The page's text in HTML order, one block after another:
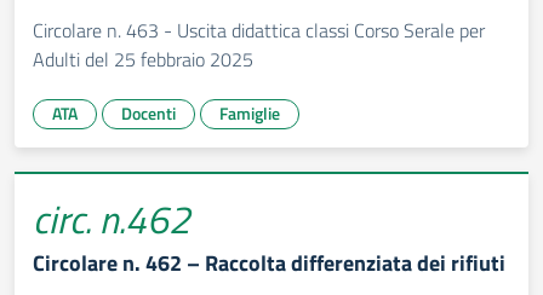
Circolare n. 463 - Uscita didattica classi Corso Serale per
Adulti del 25 febbraio 2025
ATA Docenti Famiglie
circ. n.462
Circolare n. 462 – Raccolta differenziata dei rifiuti